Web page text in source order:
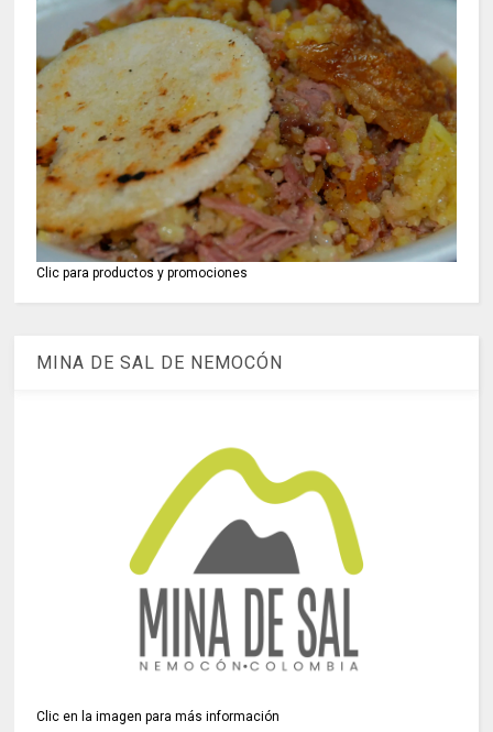
Clic para productos y promociones
MINA DE SAL DE NEMOCÓN
Clic en la imagen para más información